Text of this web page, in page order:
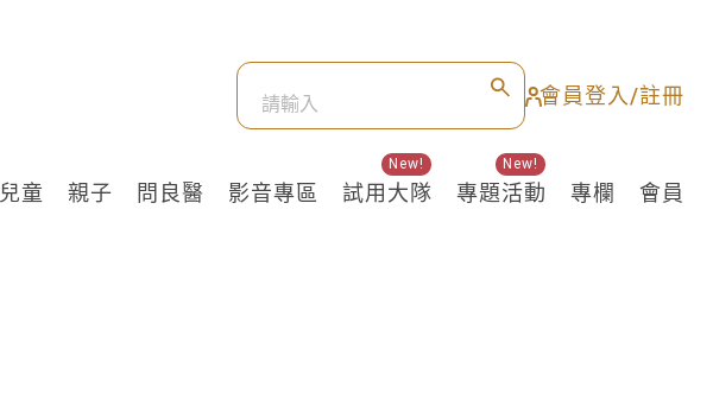
會員登入/註冊
兒童 親子 問良醫 影音專區 試用大隊
New!
專題活動
New!
專欄 會員